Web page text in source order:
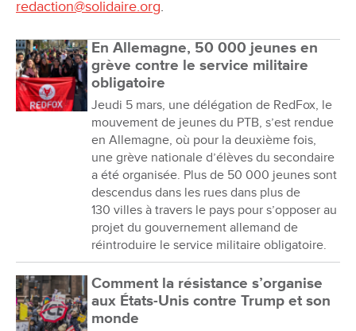
redaction@solidaire.org.
En Allemagne, 50 000 jeunes en
grève contre le service militaire
obligatoire
Jeudi 5 mars, une délégation de RedFox, le
mouvement de jeunes du PTB, s’est rendue
en Allemagne, où pour la deuxième fois,
une grève nationale d’élèves du secondaire
a été organisée. Plus de 50 000 jeunes sont
descendus dans les rues dans plus de
130 villes à travers le pays pour s’opposer au
projet du gouvernement allemand de
réintroduire le service militaire obligatoire.
Comment la résistance s’organise
aux États-Unis contre Trump et son
monde